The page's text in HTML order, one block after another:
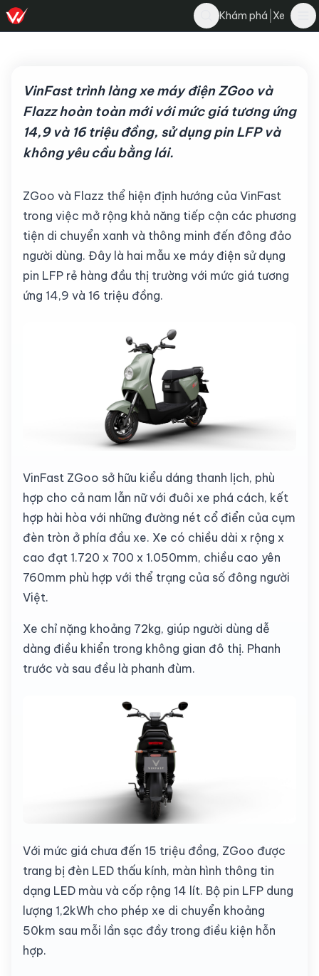
Khám phá Xe
3 tháng 11, 2025·3 phút đọc· 3.3K
Bình luận
VinFast trình làng xe máy điện ZGoo và
Flazz hoàn toàn mới với mức giá tương ứng
14,9 và 16 triệu đồng, sử dụng pin LFP và
không yêu cầu bằng lái.
ZGoo và Flazz thể hiện định hướng của VinFast
trong việc mở rộng khả năng tiếp cận các phương
tiện di chuyển xanh và thông minh đến đông đảo
người dùng. Đây là hai mẫu xe máy điện sử dụng
pin LFP rẻ hàng đầu thị trường với mức giá tương
ứng 14,9 và 16 triệu đồng.
VinFast ZGoo sở hữu kiểu dáng thanh lịch, phù
hợp cho cả nam lẫn nữ với đuôi xe phá cách, kết
hợp hài hòa với những đường nét cổ điển của cụm
đèn tròn ở phía đầu xe. Xe có chiều dài x rộng x
cao đạt 1.720 x 700 x 1.050mm, chiều cao yên
760mm phù hợp với thể trạng của số đông người
Việt.
Xe chỉ nặng khoảng 72kg, giúp người dùng dễ
dàng điều khiển trong không gian đô thị. Phanh
trước và sau đều là phanh đùm.
Với mức giá chưa đến 15 triệu đồng, ZGoo được
trang bị đèn LED thấu kính, màn hình thông tin
dạng LED màu và cốp rộng 14 lít. Bộ pin LFP dung
lượng 1,2kWh cho phép xe di chuyển khoảng
50km sau mỗi lần sạc đầy trong điều kiện hỗn
hợp.